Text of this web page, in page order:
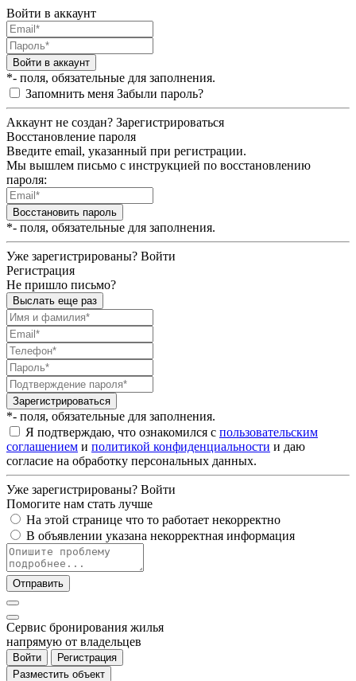
Войти в аккаунт
Войти в аккаунт
*- поля, обязательные для заполнения.
Запомнить меня Забыли пароль?
Аккаунт не создан? Зарегистрироваться
Восстановление пароля
Введите email, указанный при регистрации.
Мы вышлем письмо с инструкцией по восстановлению
пароля:
Восстановить пароль
*- поля, обязательные для заполнения.
Уже зарегистрированы? Войти
Регистрация
Не пришло письмо?
Выслать еще раз
Зарегистрироваться
*- поля, обязательные для заполнения.
Я подтверждаю, что ознакомился с пользовательским
соглашением и политикой конфиденциальности и даю
согласие на обработку персональных данных.
Уже зарегистрированы? Войти
Помогите нам стать лучше
На этой странице что то работает некорректно
В объявлении указана некорректная информация
Отправить
Cервис бронирования жилья
напрямую от владельцев
Войти
Регистрация
Разместить объект